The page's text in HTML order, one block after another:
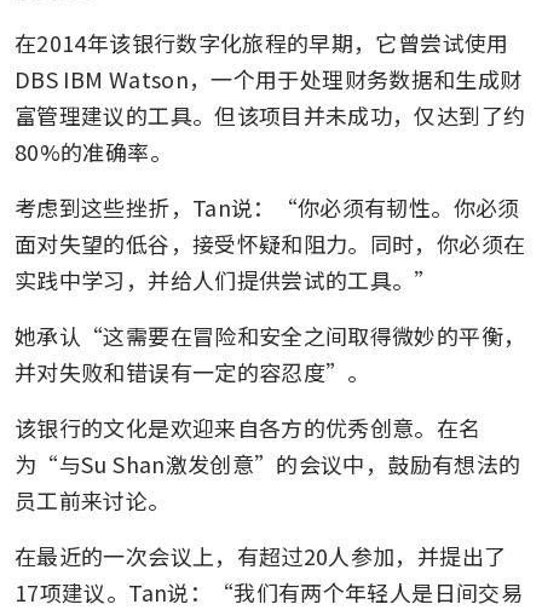
在2014年该银行数字化旅程的早期，它曾尝试使用
DBS IBM Watson，一个用于处理财务数据和生成财
富管理建议的工具。但该项目并未成功，仅达到了约
80%的准确率。
考虑到这些挫折，Tan说：“你必须有韧性。你必须
面对失望的低谷，接受怀疑和阻力。同时，你必须在
实践中学习，并给人们提供尝试的工具。”
她承认“这需要在冒险和安全之间取得微妙的平衡，
并对失败和错误有一定的容忍度”。
该银行的文化是欢迎来自各方的优秀创意。在名
为“与Su Shan激发创意”的会议中，鼓励有想法的
员工前来讨论。
在最近的一次会议上，有超过20人参加，并提出了
17项建议。Tan说：“我们有两个年轻人是日间交易